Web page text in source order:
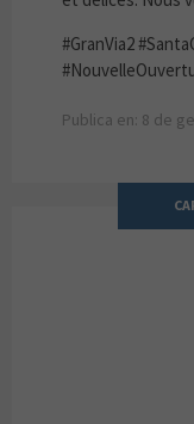
#GranVia2
Publica en: 8 de